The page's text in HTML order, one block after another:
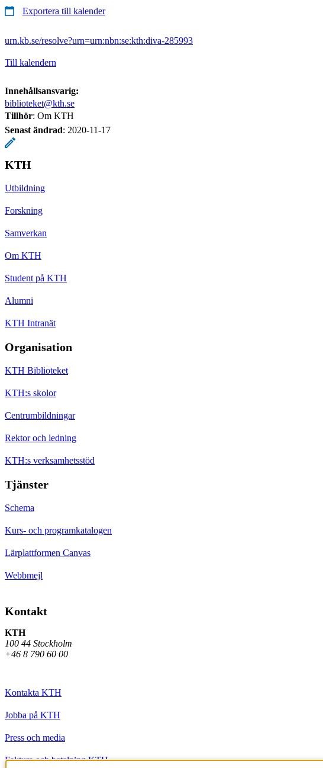
Exportera till kalender
urn.kb.se/resolve?urn=urn:nbn:se:kth:diva-285993
Till kalendern
Innehållsansvarig:
biblioteket@kth.se
Tillhör: Om KTH
Senast ändrad: 2020-11-17
KTH
Utbildning
Forskning
Samverkan
Om KTH
Student på KTH
Alumni
KTH Intranät
Organisation
KTH Biblioteket
KTH:s skolor
Centrumbildningar
Rektor och ledning
KTH:s verksamhetsstöd
Tjänster
Schema
Kurs- och programkatalogen
Lärplattformen Canvas
Webbmejl
Kontakt
KTH
100 44 Stockholm
+46 8 790 60 00
Kontakta KTH
Jobba på KTH
Press och media
Faktura och betalning KTH